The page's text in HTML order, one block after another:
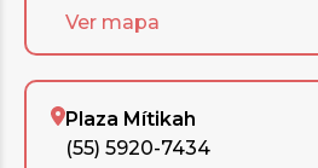
Ver mapa
Plaza Mítikah
(55) 5920-7434